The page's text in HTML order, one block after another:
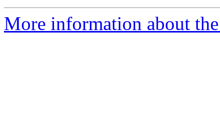
More information about